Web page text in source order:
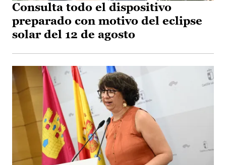
Consulta todo el dispositivo
preparado con motivo del eclipse
solar del 12 de agosto